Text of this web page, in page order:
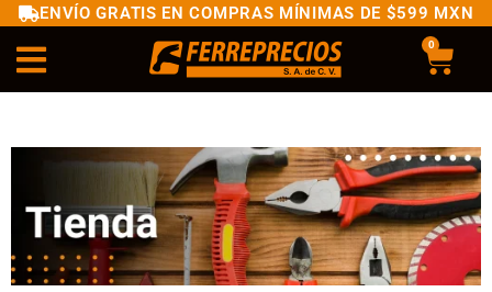
ENVÍO GRATIS EN COMPRAS MÍNIMAS DE $599 MXN
0